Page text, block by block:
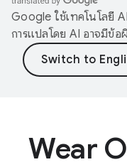
Google ใช้เทคโนโลยี
การแปลโดย AI อาจมีข้อ
Wear